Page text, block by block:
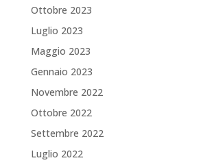
Ottobre 2023
Luglio 2023
Maggio 2023
Gennaio 2023
Novembre 2022
Ottobre 2022
Settembre 2022
Luglio 2022